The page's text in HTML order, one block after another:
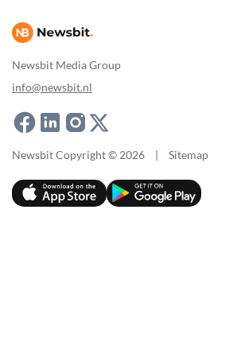
Newsbit Media Group
info@newsbit.nl
Newsbit Copyright © 2026 | Sitemap